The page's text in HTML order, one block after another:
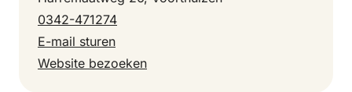
0342-471274
E-mail sturen
Website bezoeken